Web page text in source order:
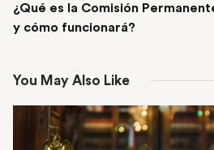
¿Qué es la Comisión
y cómo funcionará?
You May Also Like